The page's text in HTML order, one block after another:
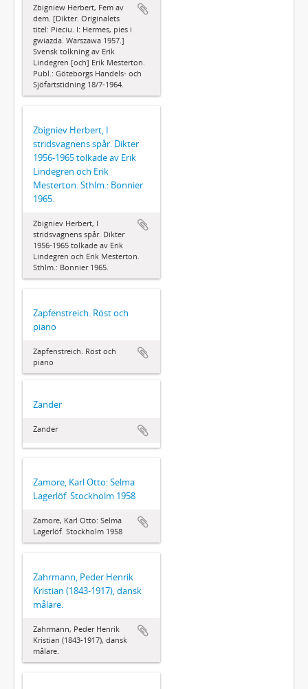
Zbigniew Herbert, Fem av
dem. [Dikter. Originalets
titel: Pieciu. I: Hermes, pies i
gwiazda. Warszawa 1957.]
Svensk tolkning av Erik
Lindegren [och] Erik Mesterton.
Publ.: Göteborgs Handels- och
Sjöfartstidning 18/7-1964.
Zbigniev Herbert, I
stridsvagnens spår. Dikter
1956-1965 tolkade av Erik
Lindegren och Erik
Mesterton. Sthlm.: Bonnier
1965.
Zbigniev Herbert, I
stridsvagnens spår. Dikter
1956-1965 tolkade av Erik
Lindegren och Erik Mesterton.
Sthlm.: Bonnier 1965.
Zapfenstreich. Röst och
piano
Zapfenstreich. Röst och
piano
Zander
Zander
Zamore, Karl Otto: Selma
Lagerlöf. Stockholm 1958
Zamore, Karl Otto: Selma
Lagerlöf. Stockholm 1958
Zahrmann, Peder Henrik
Kristian (1843-1917), dansk
målare.
Zahrmann, Peder Henrik
Kristian (1843-1917), dansk
målare.